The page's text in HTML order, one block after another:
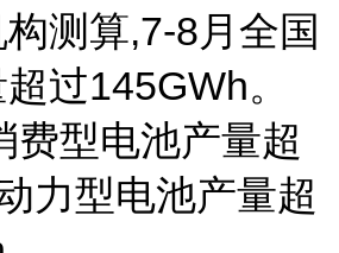
测算,7-8月全国
过145GWh。
费型电池产量超
力型电池产量超